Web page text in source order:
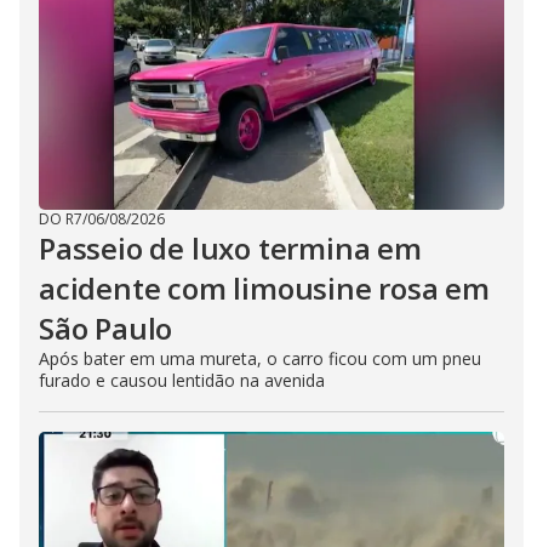
DO R7/06/08/2026
Passeio de luxo termina em
acidente com limousine rosa em
São Paulo
Após bater em uma mureta, o carro ficou com um pneu
furado e causou lentidão na avenida